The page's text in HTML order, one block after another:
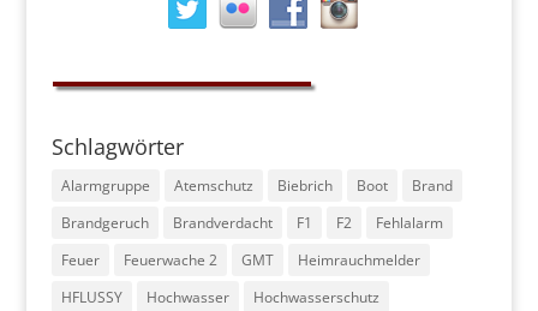
Schlagwörter
Alarmgruppe Atemschutz Biebrich Boot
Brand
Brandgeruch
Brandverdacht F1 F2
Fehlalarm
Feuer
Feuerwache 2 GMT
Heimrauchmelder
HFLUSSY
Hochwasser
Hochwasserschutz